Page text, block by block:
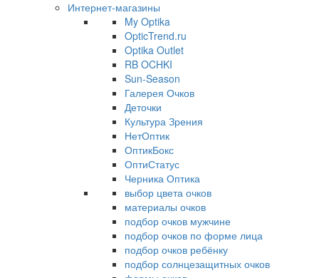
Интернет-магазины
My Optika
OpticTrend.ru
Optika Outlet
RB OCHKI
Sun-Season
Галерея Очков
Деточки
Культура Зрения
НетОптик
ОптикБокс
ОптиСтатус
Черника Оптика
выбор цвета очков
материалы очков
подбор очков мужчине
подбор очков по форме лица
подбор очков ребёнку
подбор солнцезащитных очков